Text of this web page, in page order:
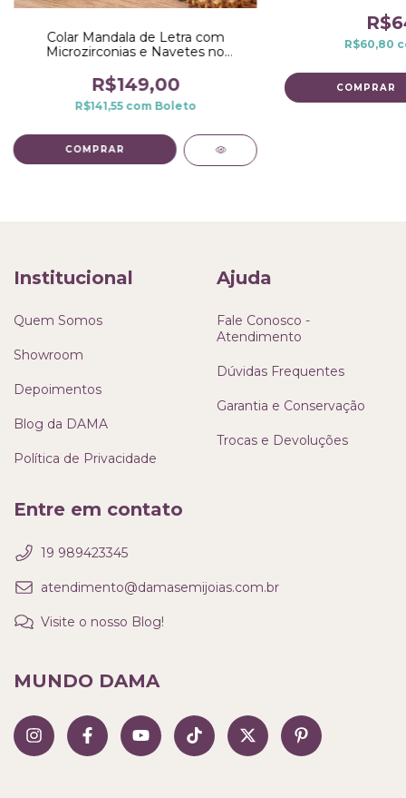
Colar Mandala de Letra com
Microzirconias e Navetes no
R$149,00
R$141,55 com Boleto
COMPRAR
R$60,80
COMPRAR
Institucional
Quem Somos
Showroom
Depoimentos
Blog da DAMA
Política de Privacidade
Ajuda
Fale Conosco -
Atendimento
Dúvidas Frequentes
Garantia e Conservação
Trocas e Devoluções
Entre em contato
19 989423345
atendimento@damasemijoias.com.br
Visite o nosso Blog!
MUNDO DAMA